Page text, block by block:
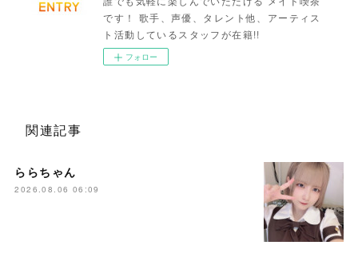
です！ 歌手、声優、タレント他、アーティス
ト活動しているスタッフが在籍!!
フォロー
関連記事
ららちゃん
2026.08.06 06:09